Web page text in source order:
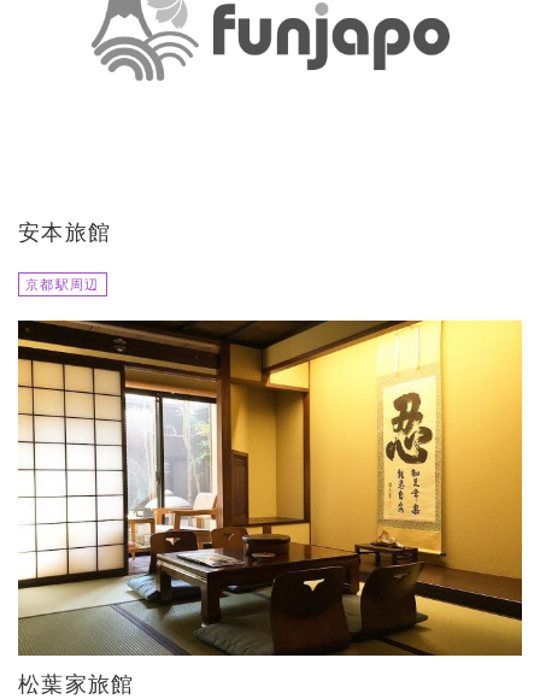
安本旅館
京都駅周辺
松葉家旅館